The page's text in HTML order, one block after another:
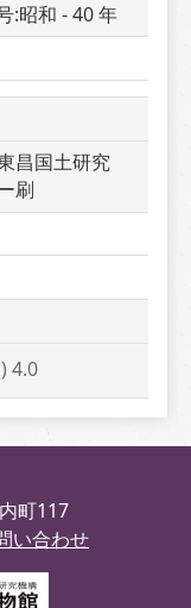
:昭和 - 40 年
昌国土研究
刷
4.0
町117
い合わせ